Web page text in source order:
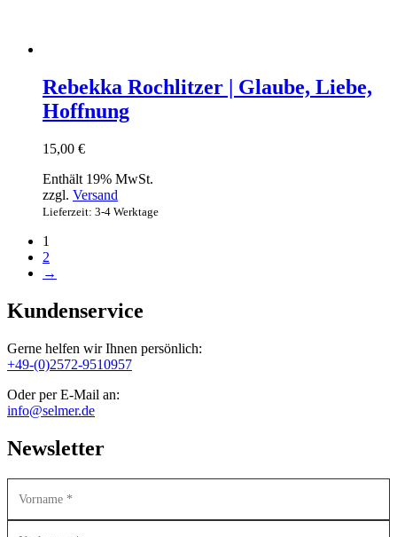
Rebekka Rochlitzer | Glaube, Liebe,
Hoffnung
15,00 €
Enthält 19% MwSt.
zzgl. Versand
Lieferzeit: 3-4 Werktage
1
2
→
Kundenservice
Gerne helfen wir Ihnen persönlich:
+49-(0)2572-9510957
Oder per E-Mail an:
info@selmer.de
Newsletter